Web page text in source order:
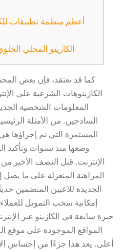
أعظم منظمة تطبيقات
الكازينو المحلي
كما قد تعتقد، فإن بعض
الكازينوهات الشرعية على
المعلومات الشخصية
الساذجين. من الأمثلة
المستمرة التي تم إجراؤها هي
وضعها منذ سنوات وتأكيد
الجديدة للاعبين المنضمين
إمكانية سحب التمويل
خبرة سابقة في الكازينو عبر
المواقع الموجودة على موقع
أعلى. يعد هذا جزءًا من إحساس